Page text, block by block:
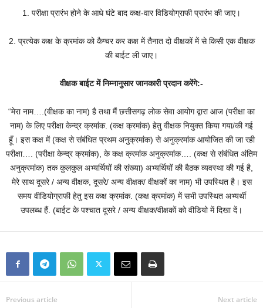
1. परीक्षा प्रारंभ होने के आधे घंटे बाद कक्ष-वार विडियोग्राफी प्रारंभ की जाए।
2. प्रत्येक कक्ष के क्रमांक को कैप्चर कर कक्ष में तैनात दो वीक्षकों में से किसी एक वीक्षक
की बाईट ली जाए।
वीक्षक बाईट में निम्नानुसार जानकारी प्रदान करेंगे:-
“मेरा नाम….(वीक्षक का नाम) है तथा मैं छत्तीसगढ़ लोक सेवा आयोग द्वारा आज (परीक्षा का
नाम) के लिए परीक्षा केन्द्र क्रमांक. (कक्ष क्रमांक) हेतु वीक्षक नियुक्त किया गया/की गई
हूँ। इस कक्ष में (कक्ष से संबंधित प्रथम अनुक्रमांक) से अनुक्रमांक आयोजित की जा रही
परीक्षा…. (परीक्षा केन्द्र क्रमांक), के कक्ष क्रमांक अनुक्रमांक…. (कक्ष से संबंधित अंतिम
अनुक्रमांक) तक कुलकुल अभ्यर्थियों की संख्या) अभ्यर्थियों की बैठक व्यवस्था की गई है,
मेरे साथ दूसरे / अन्य वीक्षक, दूसरे/ अन्य वीक्षक/ वीक्षकों का नाम) भी उपस्थित है। इस
समय वीडियोग्राफी हेतु इस कक्ष क्रमांक. (कक्ष क्रमांक) में सभी उपस्थित अभ्यर्थी
उपलब्ध हैं. (बाईट के पश्चात दूसरे / अन्य वीक्षक/वीक्षकों को वीडियो में दिखा दें।
Previous article Next article